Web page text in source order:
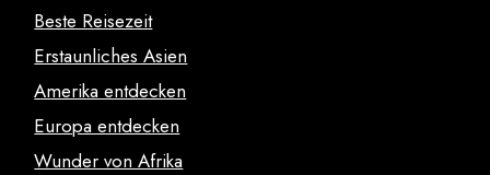
Beste Reisezeit
Erstaunliches Asien
Amerika entdecken
Europa entdecken
Wunder von Afrika